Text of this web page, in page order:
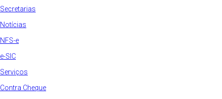
Secretarias
Notícias
NFS-e
e-SIC
Serviços
Contra Cheque